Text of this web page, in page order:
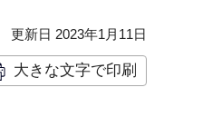
更新日 2023年1月11日
大きな文字で印刷